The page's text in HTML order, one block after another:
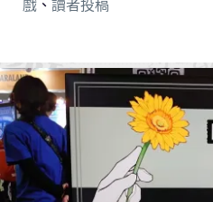
戲 、 讀者投稿